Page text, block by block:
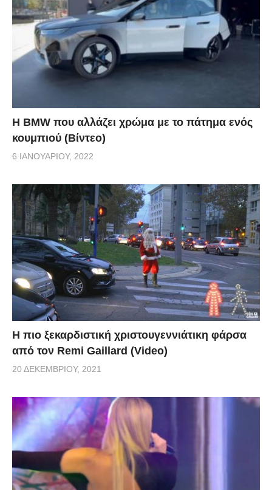
Η BMW που αλλάζει χρώμα με το πάτημα ενός
κουμπιού (Βίντεο)
6 ΙΑΝΟΥΑΡΊΟΥ, 2022
Η πιο ξεκαρδιστική χριστουγεννιάτικη φάρσα
από τον Remi Gaillard (Video)
20 ΔΕΚΕΜΒΡΊΟΥ, 2021